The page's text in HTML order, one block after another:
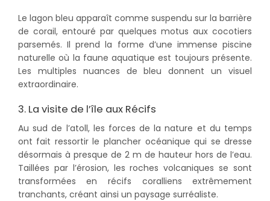
Le lagon bleu apparaît comme suspendu sur la barrière
de corail, entouré par quelques motus aux cocotiers
parsemés. Il prend la forme d’une immense piscine
naturelle où la faune aquatique est toujours présente.
Les multiples nuances de bleu donnent un visuel
extraordinaire.
3. La visite de l’île aux Récifs
Au sud de l’atoll, les forces de la nature et du temps
ont fait ressortir le plancher océanique qui se dresse
désormais à presque de 2 m de hauteur hors de l’eau.
Taillées par l’érosion, les roches volcaniques se sont
transformées en récifs coralliens extrêmement
tranchants, créant ainsi un paysage surréaliste.